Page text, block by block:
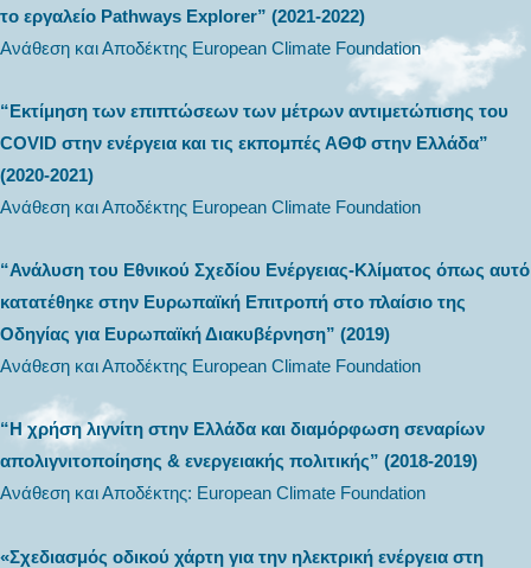
το εργαλείο Pathways Explorer” (2021-2022)
Ανάθεση και Αποδέκτης European Climate Foundation
“Εκτίμηση των επιπτώσεων των μέτρων αντιμετώπισης του
COVID στην ενέργεια και τις εκπομπές ΑΘΦ στην Ελλάδα”
(2020-2021)
Ανάθεση και Αποδέκτης European Climate Foundation
“Ανάλυση του Εθνικού Σχεδίου Ενέργειας-Κλίματος όπως αυτό
κατατέθηκε στην Ευρωπαϊκή Επιτροπή στο πλαίσιο της
Οδηγίας για Ευρωπαϊκή Διακυβέρνηση” (2019)
Ανάθεση και Αποδέκτης European Climate Foundation
“Η χρήση λιγνίτη στην Ελλάδα και διαμόρφωση σεναρίων
απολιγνιτοποίησης & ενεργειακής πολιτικής” (2018-2019)
Ανάθεση και Αποδέκτης: European Climate Foundation
«Σχεδιασμός οδικού χάρτη για την ηλεκτρική ενέργεια στη